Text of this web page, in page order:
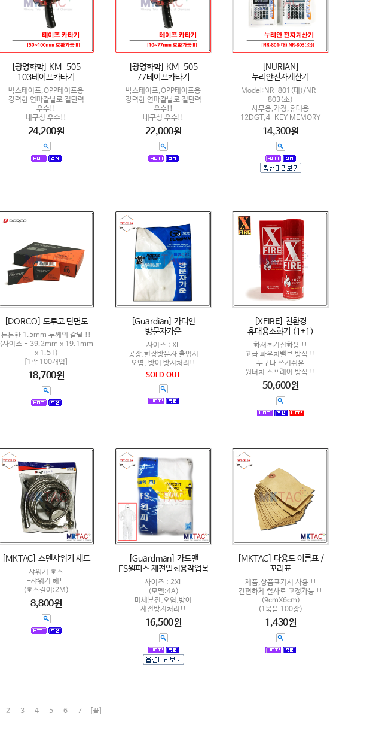
[광명화학] KM-505
103테이프카타기
박스테이프,OPP테이프용
강력한 연마칼날로 절단력
우수!!
내구성 우수!!
24,200원
[광명화학] KM-505
77테이프카타기
박스테이프,OPP테이프용
강력한 연마칼날로 절단력
우수!!
내구성 우수!!
22,000원
[NURIAN]
누리안전자계산기
Model:NR-801(대)/NR-
803(소)
사무용,가정,휴대용
12DGT,4-KEY MEMORY
14,300원
[DORCO] 도루코 단면도
튼튼한 1.5mm 두께의 칼날 !!
(사이즈 - 39.2mm x 19.1mm
x 1.5T)
[1곽 100개입]
18,700원
[Guardian] 가디안
방문자가운
사이즈 : XL
공장,현장방문자 출입시
오염, 방어 방지처리!!
SOLD OUT
[XFIRE] 친환경
휴대용소화기 (1+1)
화재초기진화용 !!
고급 파우치밸브 방식 !!
누구나 쓰기쉬운
원터치 스프레이 방식 !!
50,600원
[MKTAC] 스텐샤워기 세트
샤워기 호스
+샤워기 헤드
(호스길이:2M)
8,800원
[Guardman] 가드맨
FS원피스 제전일회용작업복
사이즈 : 2XL
(모델:4A)
미세분진,오염,방어
제전방지처리!!
16,500원
[MKTAC] 다용도 이름표 /
꼬리표
제품,상품표기시 사용 !!
간편하게 철사로 고정가능 !!
(9cmX6cm)
(1묶음 100장)
1,430원
2 3 4 5 6 7 [끝]